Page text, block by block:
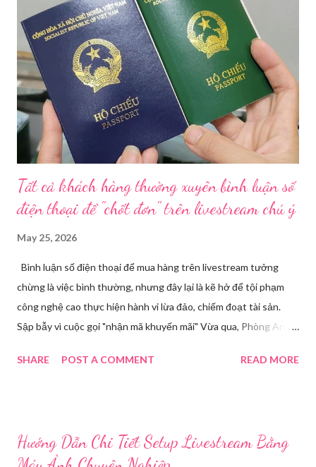
tế TP HCM sẽ phối hợp với các sở, ngành và chính quyền địa
phương tăng cường kiểm tra, giám sát. Đợt này, Phòng Nghiệp
vụ Dược sẽ tham mưu Giám đốc Sở Y tế thành lập Tổ công tác
về mỹ phẩm. Cơ quan Cảnh sát điều tra Công an TP HCM vừa
triệt phá đường dây sản xuất, buôn bán mỹ phẩm giả quy mô
lớn, hoạt động tinh vi ngay giữa khu dân cư ở phường Tân Tạo.
Bên cạnh đó, Sở Y tế sẽ công khai danh ...
Tất cả khách hàng thường xuyên bình luận số
điện thoại để "chốt đơn" trên livestream chú ý
May 25, 2026
Bình luận số điện thoại để mua hàng trên livestream tưởng
chừng là việc bình thường, nhưng đây lại là kẽ hở để tội phạm
công nghệ cao thực hiện hành vi lừa đảo, chiếm đoạt tài sản.
Sập bẫy vì cuộc gọi "nhận mã khuyến mãi" Vừa qua, Phòng An
Công an tỉnh Bắc Ninh đã tiếp nhận đơn trình báo của chị
cá nhân tại phần bình luận, để đặt hàng. Chỉ một thời gian ngắn
sau, chị nhận được cuộc gọi từ một người tự xưng là chủ shop,
SHARE POST A COMMENT READ MORE
Hướng Dẫn Chi Tiết Setup Livestream Bằng